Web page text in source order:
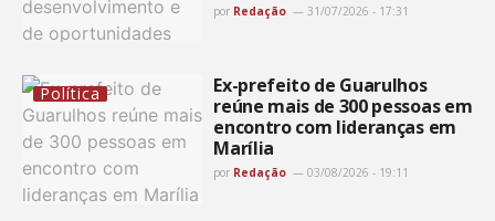
por Redação 31/07/2026 - 17:31
Política
Ex-prefeito de Guarulhos
reúne mais de 300 pessoas em
encontro com lideranças em
Marília
por Redação 03/08/2026 - 19:11